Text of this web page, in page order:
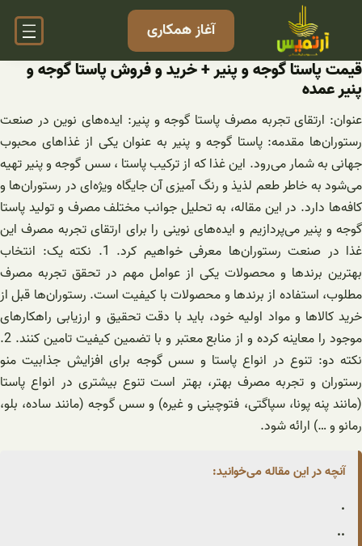
آغاز همکاری
قیمت پاستا گوجه و پنیر + خرید و فروش پاستا گوجه و
پنیر عمده
عنوان: ارتقای تجربه مصرف پاستا گوجه و پنیر: ایده‌های نوین در صنعت
رستوران‌ها مقدمه: پاستا گوجه و پنیر به عنوان یکی از غذاهای محبوب
جهانی به شمار می‌رود. این غذا که از ترکیب پاستا ، سس گوجه و پنیر تهیه
می‌شود به خاطر طعم لذیذ و رنگ آمیزی آن جایگاه ویژه‌ای در رستوران‌ها و
کافه‌ها دارد. در این مقاله، به تحلیل جوانب مختلف مصرف و تولید پاستا
گوجه و پنیر می‌پردازیم و ایده‌های نوینی را برای ارتقای تجربه مصرف این
غذا در صنعت رستوران‌ها معرفی خواهیم کرد. 1. نکته یک: انتخاب
بهترین برندها و محصولات یکی از عوامل مهم در تحقق تجربه مصرف
مطلوب، استفاده از برندها و محصولات با کیفیت است. رستوران‌ها قبل از
خرید کالاها و مواد اولیه خود، باید با دقت تحقیق و ارزیابی راهکارهای
موجود را معاینه کرده و از منابع معتبر و با تضمین کیفیت تامین کنند. 2.
نکته دو: تنوع در انواع پاستا و سس گوجه برای افزایش جذابیت منو
رستوران و تجربه مصرف بهتر، بهتر است تنوع بیشتری در انواع پاستا
(مانند پنه پونا، سپاگتی، فتوچینی و غیره) و سس گوجه (مانند ساده، بلو،
رمانو و …) ارائه شود.
آنچه در این مقاله می‌خوانید:
.
..